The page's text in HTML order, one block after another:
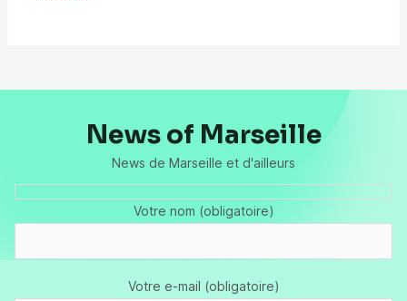
News of Marseille
News de Marseille et d'ailleurs
Votre nom (obligatoire)
Votre e-mail (obligatoire)